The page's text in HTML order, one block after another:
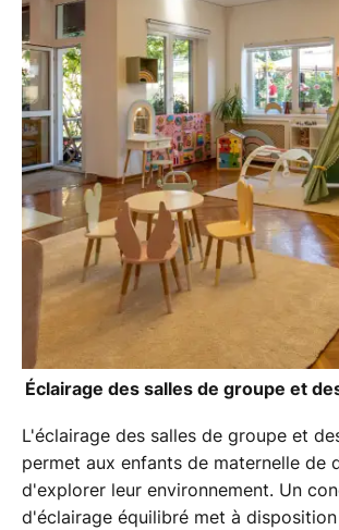
Éclairage des salles de groupe et
L'éclairage des salles de groupe et
permet aux enfants de maternelle de
d'explorer leur environnement. Un
d'éclairage équilibré met à